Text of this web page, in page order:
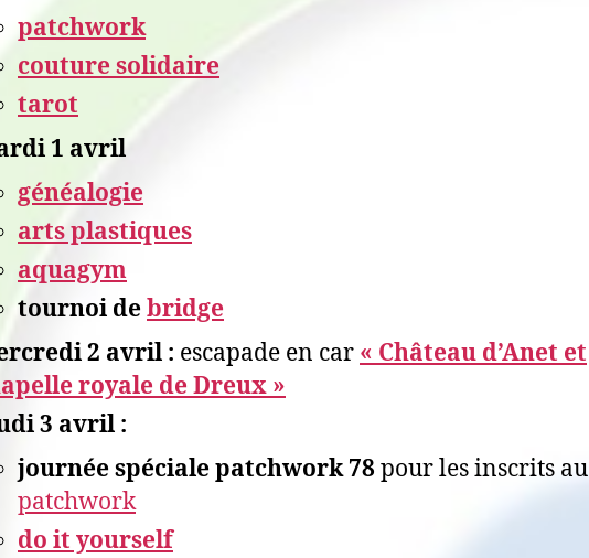
patchwork
couture solidaire
tarot
1 avril
généalogie
arts plastiques
aquagym
tournoi debridge
2 avril : escapade en car « Château d’Anet et
royale de Dreux »
3 avril :
journée spéciale patchwork 78 pour les inscrits au
patchwork
do it yourself